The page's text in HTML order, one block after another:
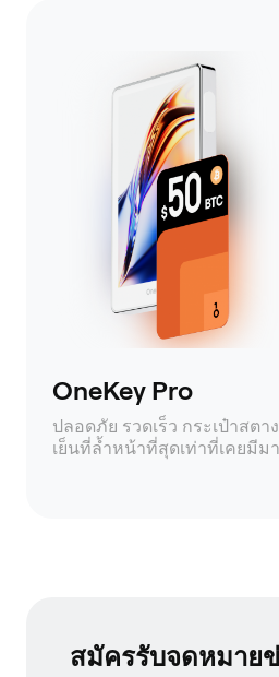
OneKey Pro
ปลอดภัย รวดเร็ว กระเป๋าสตา
เย็นที่ล้ำหน้าที่สุดเท่าที่เคยมีมา
สมัครรับจดหมายข่